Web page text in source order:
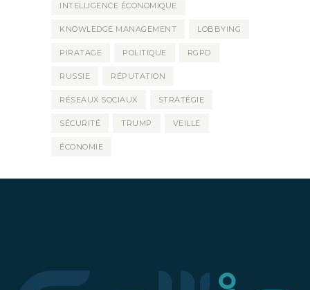
INTELLIGENCE ÉCONOMIQUE
KNOWLEDGE MANAGEMENT LOBBYING
PIRATAGE POLITIQUE RGPD
RUSSIE RÉPUTATION
RÉSEAUX SOCIAUX STRATÉGIE
SÉCURITÉ TRUMP VEILLE
ÉCONOMIE